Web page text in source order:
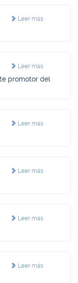
Leer más
Leer más
promotor del
Leer más
Leer más
Leer más
Leer más